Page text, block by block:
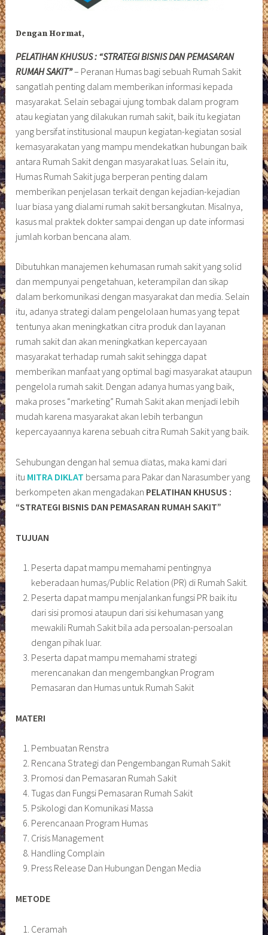
Dengan Hormat,
PELATIHAN KHUSUS : “STRATEGI BISNIS DAN PEMASARAN
RUMAH SAKIT”– Peranan Humas bagi sebuah Rumah Sakit
sangatlah penting dalam memberikan informasi kepada
masyarakat. Selain sebagai ujung tombak dalam program
atau kegiatan yang dilakukan rumah sakit, baik itu kegiatan
yang bersifat institusional maupun kegiatan-kegiatan sosial
kemasyarakatan yang mampu mendekatkan hubungan baik
antara Rumah Sakit dengan masyarakat luas. Selain itu,
Humas Rumah Sakit juga berperan penting dalam
memberikan penjelasan terkait dengan kejadian-kejadian
luar biasa yang dialami rumah sakit bersangkutan. Misalnya,
kasus mal praktek dokter sampai dengan up date informasi
jumlah korban bencana alam.
Dibutuhkan manajemen kehumasan rumah sakit yang solid
dan mempunyai pengetahuan, keterampilan dan sikap
dalam berkomunikasi dengan masyarakat dan media. Selain
itu, adanya strategi dalam pengelolaan humas yang tepat
tentunya akan meningkatkan citra produk dan layanan
rumah sakit dan akan meningkatkan kepercayaan
masyarakat terhadap rumah sakit sehingga dapat
memberikan manfaat yang optimal bagi masyarakat ataupun
pengelola rumah sakit. Dengan adanya humas yang baik,
maka proses “marketing” Rumah Sakit akan menjadi lebih
mudah karena masyarakat akan lebih terbangun
kepercayaannya karena sebuah citra Rumah Sakit yang baik.
Sehubungan dengan hal semua diatas, maka kami dari
itu MITRA DIKLAT bersama para Pakar dan Narasumber yang
berkompeten akan mengadakan PELATIHAN KHUSUS :
“STRATEGI BISNIS DAN PEMASARAN RUMAH SAKIT”
TUJUAN
Peserta dapat mampu memahami pentingnya
keberadaan humas/Public Relation (PR) di Rumah Sakit.
Peserta dapat mampu menjalankan fungsi PR baik itu
dari sisi promosi ataupun dari sisi kehumasan yang
mewakili Rumah Sakit bila ada persoalan-persoalan
dengan pihak luar.
Peserta dapat mampu memahami strategi
merencanakan dan mengembangkan Program
Pemasaran dan Humas untuk Rumah Sakit
MATERI
Pembuatan Renstra
Rencana Strategi dan Pengembangan Rumah Sakit
Promosi dan Pemasaran Rumah Sakit
Tugas dan Fungsi Pemasaran Rumah Sakit
Psikologi dan Komunikasi Massa
Perencanaan Program Humas
Crisis Management
Handling Complain
Press Release Dan Hubungan Dengan Media
METODE
Ceramah